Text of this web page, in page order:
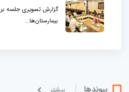
گزارش تصویری جلسه
بیمارستان‌ها...
پیوندها بيشتر